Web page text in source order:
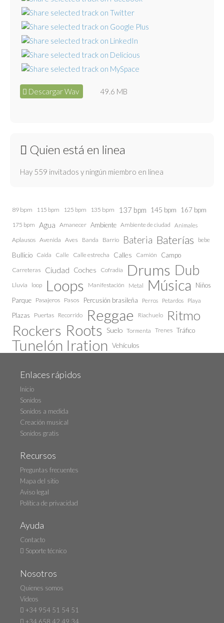
Descargar Wav 49.6 MB
Quien está en linea
Hay 559 invitados y ningún miembro en línea
89 bpm 115 bpm 125 bpm 135 bpm 137 bpm 145 bpm 167 bpm
175 bpm Agua Amanecer Ambiente Ambiente de ciudad Animales
Aplausos Avenida Aves Banda Barrio Bateria Baterías bebe
Bullicio Caida Calle Calle estrecha Calles Camión Campo
Carreteras Ciudad Coches Cofradía Drums Dub
Lluvia loop Loops Manifestación Metal Música
Niños
Parque Pasajeros Pasos Percusión brasileña Perros Petardos Playa
Plazas Puertas Recorrido Reggae Riachuelo Ritmo
Rockers Roots Suelo Tormenta Trenes Tráfico
Tunelón Iration Vehículos
Enlaces rápidos
Inicio
Sonidos
Sonidos a medida
Creación musical
Sonidos gratis
Recursos
Preguntas frecuentes
Mapa del sitio
Aviso legal
Política de privacidad
Ayuda
Contacto
Soporte técnico
Nosotros
Quienes somos
Videos
+34 954 51 54 51